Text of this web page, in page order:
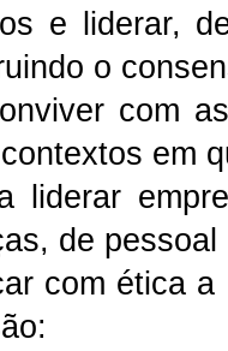
e liderar,
o
com
em
liderar
de
com ética